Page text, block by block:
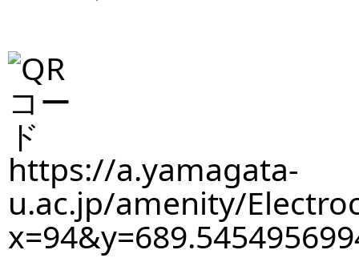
https://a.yamagata-
u.ac.jp/amenity/